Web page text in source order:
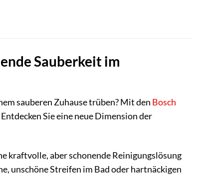
Sauberkeit im
sauberen Zuhause trüben? Mit den Bosch
Sie eine neue Dimension der
kraftvolle, aber schonende Reinigungslösung
unschöne Streifen im Bad oder hartnäckigen